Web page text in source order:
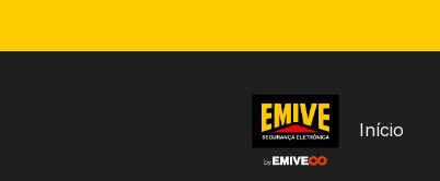
Início